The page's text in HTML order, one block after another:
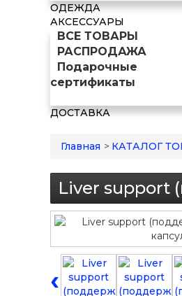
ОДЕЖДА
АКСЕССУАРЫ
ВСЕ ТОВАРЫ
РАСПРОДАЖА
Подарочные
сертификаты
ДОСТАВКА
Главная > КАТАЛОГ
Liver support
‹